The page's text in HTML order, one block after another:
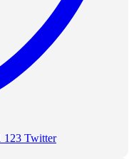
123 Twitter